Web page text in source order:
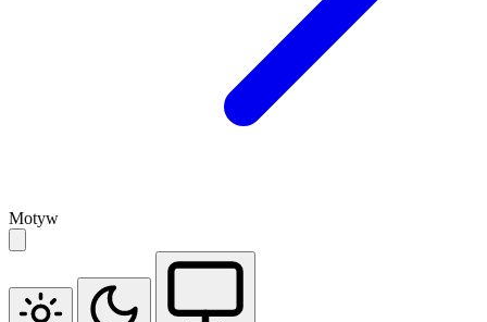
Motyw